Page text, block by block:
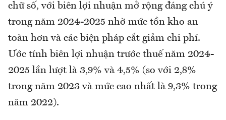
chữ số, với biên lợi nhuận mở rộng đáng chú ý
trong năm 2024-2025 nhờ mức tồn kho an
toàn hơn và các biện pháp cắt giảm chi phí.
Ước tính biên lợi nhuận trước thuế năm 2024-
2025 lần lượt là 3,9% và 4,5% (so với 2,8%
trong năm 2023 và mức cao nhất là 9,3% trong
năm 2022).